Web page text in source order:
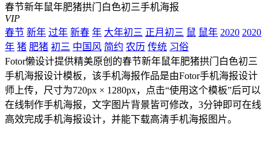
春节新年鼠年肥猪拱门白色初三手机海报
VIP
春节 新年 过年 新春 年 大年初三 正月初三 鼠 鼠年 2020 2020
年 猪 肥猪 初三 中国风 简约 农历 传统 习俗
Fotor懒设计提供精美原创的春节新年鼠年肥猪拱门白色初三
手机海报设计模板，该手机海报作品是由Fotor手机海报设计
师上传，尺寸为720px × 1280px，点击“使用这个模板”后可以
在线制作手机海报，文字图片背景皆可修改，3分钟即可在线
高效完成手机海报设计，并能下载高清手机海报图片。